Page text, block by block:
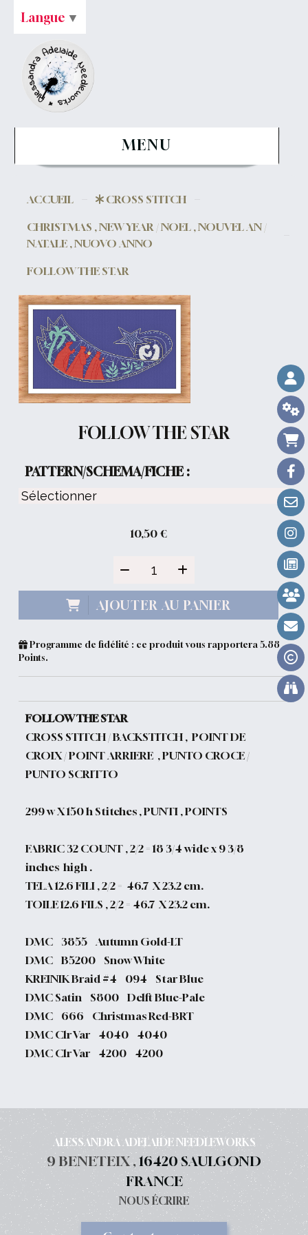
MENU
ACCUEIL
CROSS STITCH
CHRISTMAS , NEW YEAR / NOEL , NOUVEL AN /
NATALE , NUOVO ANNO
FOLLOW THE STAR
FOLLOW THE STAR
PATTERN/SCHEMA/FICHE :
10,50 €
AJOUTER AU PANIER
Programme de fidélité : ce produit vous rapportera5.88
Points.
FOLLOW THE STAR
CROSS STITCH / BACKSTITCH , POINT DE
CROIX / POINT ARRIERE , PUNTO CROCE /
PUNTO SCRITTO
299 w X 150 h Stitches , PUNTI , POINTS
FABRIC 32 COUNT , 2/2 =18 3/4 wide x 9 3/8
inches high .
TELA 12.6 FILI , 2/2 = 46.7 X 23.2 cm.
TOILE 12.6 FILS , 2/2 = 46.7 X 23.2 cm.
DMC 3855 Autumn Gold-LT
DMC B5200 Snow White
KREINIK Braid #4 094 Star Blue
DMC Satin S800 Delft Blue-Pale
DMC 666 Christmas Red-BRT
DMC Clr Var 4040 4040
DMC Clr Var 4200 4200
ALESSANDRA ADELAIDE NEEDLEWORKS
9 BENETEIX ,16420 SAULGOND
FRANCE
NOUS ÉCRIRE
Langue ▼